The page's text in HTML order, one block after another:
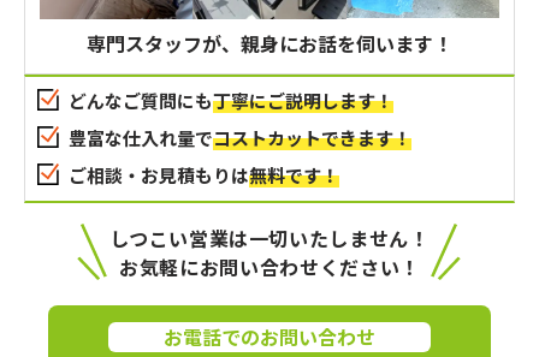
専門スタッフが、親身にお話を伺います！
どんなご質問にも丁寧にご説明します！
豊富な仕入れ量でコストカットできます！
ご相談・お見積もりは無料です！
しつこい営業は一切いたしません！
お気軽にお問い合わせください！
お電話でのお問い合わせ